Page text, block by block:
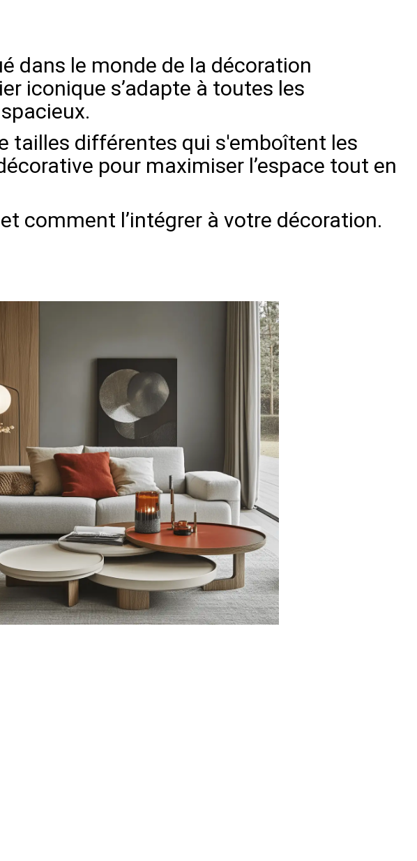
dans le monde de la décoration
iconique s’adapte à toutes les
tailles différentes qui s'emboîtent les
pour maximiser l’espace tout en
comment l’intégrer à votre décoration.